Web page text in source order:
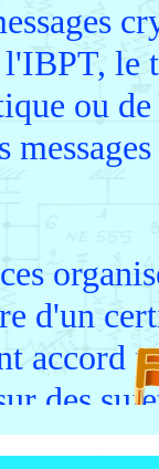
le
ou
d'un
accord
des